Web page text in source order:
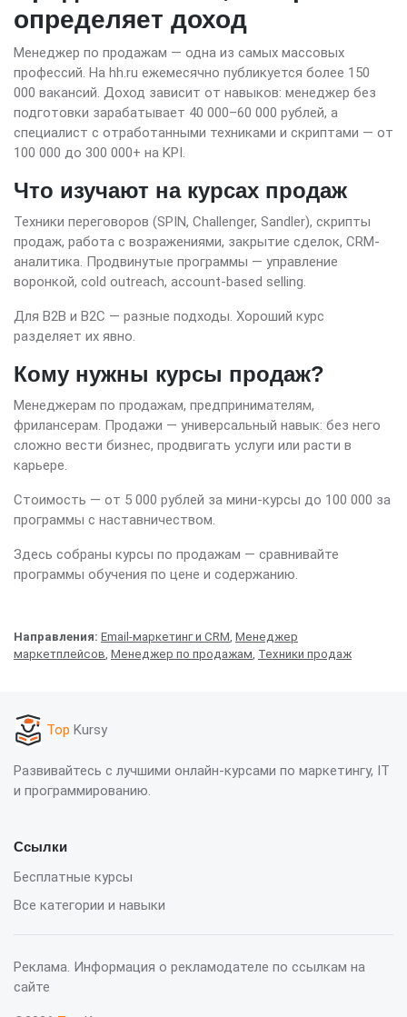
определяет доход
Менеджер по продажам — одна из самых массовых
профессий. На hh.ru ежемесячно публикуется более 150
000 вакансий. Доход зависит от навыков: менеджер без
подготовки зарабатывает 40 000–60 000 рублей, а
специалист с отработанными техниками и скриптами — от
100 000 до 300 000+ на KPI.
Что изучают на курсах продаж
Техники переговоров (SPIN, Challenger, Sandler), скрипты
продаж, работа с возражениями, закрытие сделок, CRM-
аналитика. Продвинутые программы — управление
воронкой, cold outreach, account-based selling.
Для B2B и B2C — разные подходы. Хороший курс
разделяет их явно.
Кому нужны курсы продаж?
Менеджерам по продажам, предпринимателям,
фрилансерам. Продажи — универсальный навык: без него
сложно вести бизнес, продвигать услуги или расти в
карьере.
Стоимость — от 5 000 рублей за мини-курсы до 100 000 за
программы с наставничеством.
Здесь собраны курсы по продажам — сравнивайте
программы обучения по цене и содержанию.
Направления: Email-маркетинг и CRM Менеджер
маркетплейсов Менеджер по продажам Техники продаж
Top Kursy
Развивайтесь с лучшими онлайн-курсами по маркетингу, IT
и программированию.
Ссылки
Бесплатные курсы
Все категории и навыки
Реклама. Информация о рекламодателе по ссылкам на
сайте